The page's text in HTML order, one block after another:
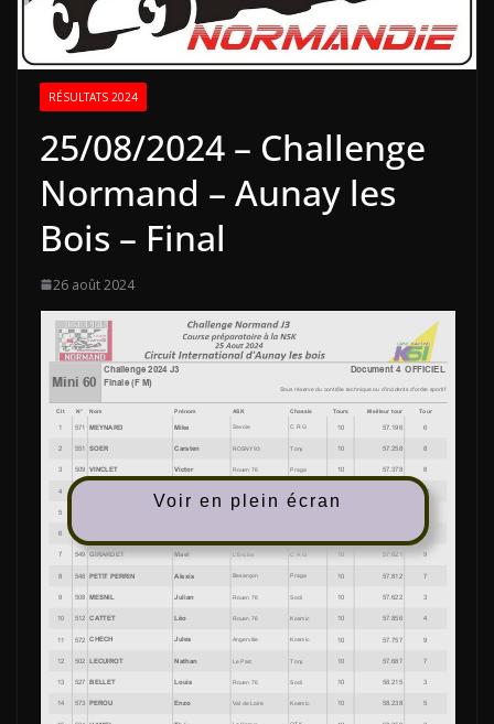
RÉSULTATS 2024
25/08/2024 – Challenge
Normand – Aunay les
Bois – Final
26 août 2024
Voir en plein écran